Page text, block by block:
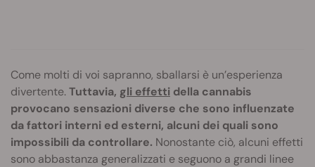
Come molti di voi sapranno, sballarsi è un’esperienza
divertente.Tuttavia, gli effetti della cannabis
provocano sensazioni diverse che sono influenzate
da fattori interni ed esterni, alcuni dei quali sono
impossibili da controllare. Nonostante ciò, alcuni effetti
sono abbastanza generalizzati e seguono a grandi linee